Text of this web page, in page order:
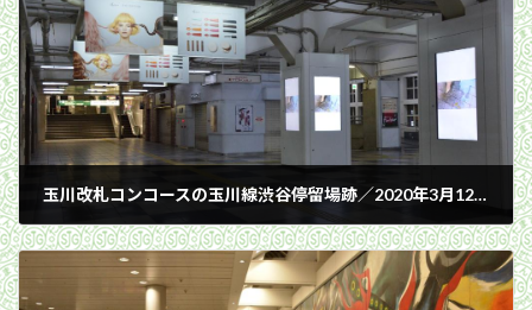
玉川改札コンコースの玉川線渋谷停留場跡／2020年3月12日 渋谷駅
2020年3月12日